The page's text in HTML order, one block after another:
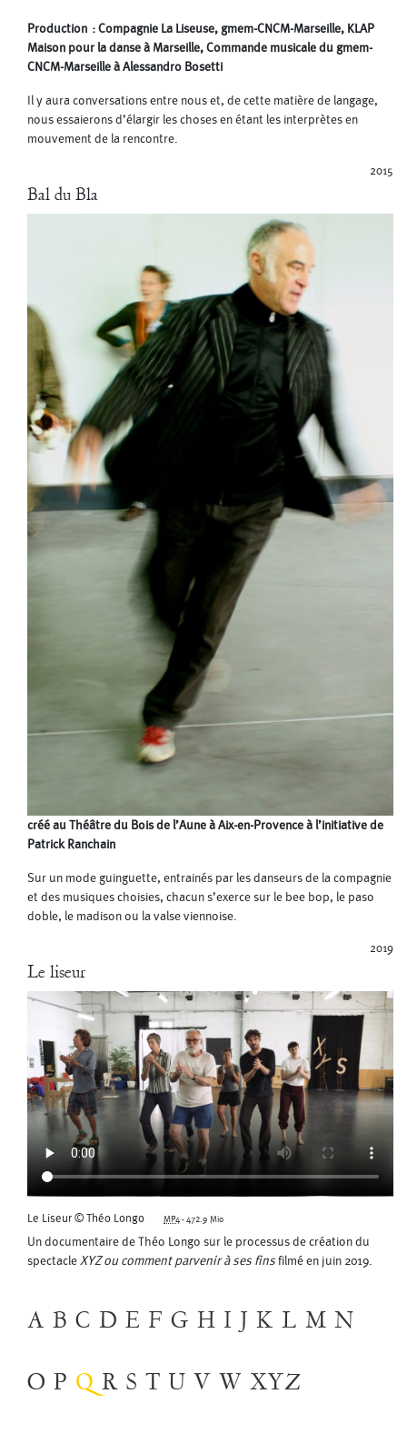
Production : Compagnie La Liseuse, gmem-CNCM-Marseille, KLAP
Maison pour la danse à Marseille, Commande musicale du gmem-
CNCM-Marseille à Alessandro Bosetti
Il y aura conversations entre nous et, de cette matière de langage,
nous essaierons d’élargir les choses en étant les interprètes en
mouvement de la rencontre.
2015
Bal du Bla
créé au Théâtre du Bois de l’Aune à Aix-en-Provence à l’initiative de
Patrick Ranchain
Sur un mode guinguette, entrainés par les danseurs de la compagnie
et des musiques choisies, chacun s’exerce sur le bee bop, le paso
doble, le madison ou la valse viennoise.
2019
Le liseur
Le Liseur © Théo Longo MP4-472.9 Mio
Un documentaire de Théo Longo sur le processus de création du
spectacle XYZ ou comment parvenir à ses fins filmé en juin 2019.
A B C D E F G H I J K L M N
O P Q R S T U V W XYZ